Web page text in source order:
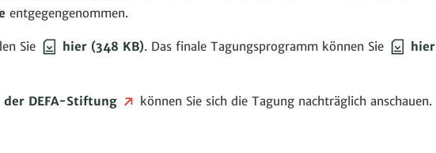
entgegengenommen.
Sie hier (348 KB). Das finale Tagungsprogramm können Sie hier
DEFA-Stiftung können Sie sich die Tagung nachträglich anschauen.